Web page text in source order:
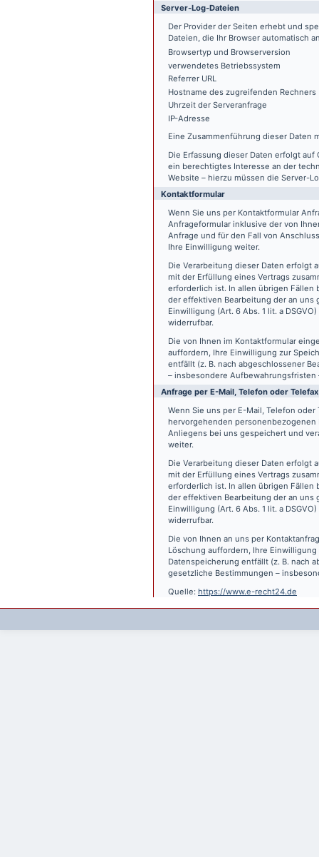
Server-Log-Dateien
Der Provider der Seiten erhebt und
Dateien, die Ihr Browser automatisch
Browsertyp und Browserversion
verwendetes Betriebssystem
Referrer URL
Hostname des zugreifenden Rechners
Uhrzeit der Serveranfrage
IP-Adresse
Eine Zusammenführung dieser Daten
Die Erfassung dieser Daten erfolgt auf
ein berechtigtes Interesse an der
Website – hierzu müssen die Server-
Kontaktformular
Wenn Sie uns per Kontaktformular
Anfrageformular inklusive der von
Anfrage und für den Fall von
Ihre Einwilligung weiter.
Die Verarbeitung dieser Daten erfolgt
mit der Erfüllung eines Vertrags
erforderlich ist. In allen übrigen Fällen
der effektiven Bearbeitung der an uns
Einwilligung (Art. 6 Abs. 1 lit. a
widerrufbar.
Die von Ihnen im Kontaktformular
auffordern, Ihre Einwilligung zur
entfällt (z. B. nach abgeschlossener
– insbesondere
Anfrage per E-Mail, Telefon oder Telefax
Wenn Sie uns per E-Mail, Telefon
hervorgehenden personenbezogenen
Anliegens bei uns gespeichert und
weiter.
Die Verarbeitung dieser Daten erfolgt
mit der Erfüllung eines Vertrags
erforderlich ist. In allen übrigen Fällen
der effektiven Bearbeitung der an uns
Einwilligung (Art. 6 Abs. 1 lit. a
widerrufbar.
Die von Ihnen an uns per
Löschung auffordern, Ihre
Datenspeicherung entfällt (z. B. nach
gesetzliche Bestimmungen –
Quelle: https://www.e-recht24.de